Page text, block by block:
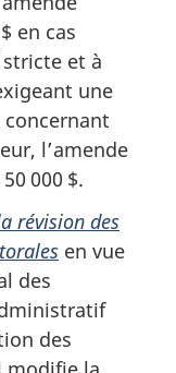
en cas
et à
une
l’amende
000 $.
révision des
en vue
des
des